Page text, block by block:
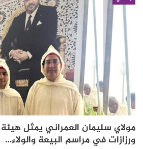
مولاي سليمان العمراني يمثل
ورزازات في مراسم البيعة والولاء…